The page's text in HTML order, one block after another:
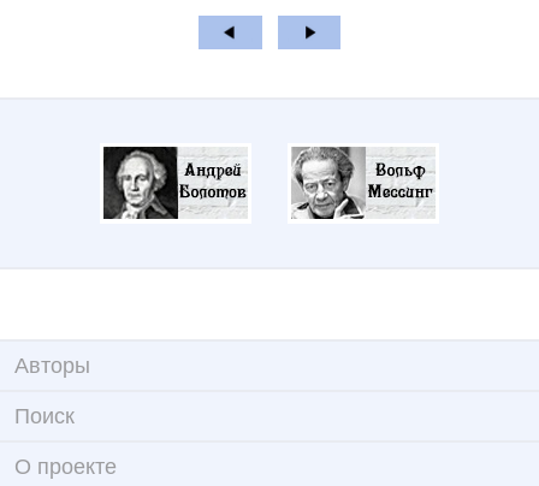
Авторы
Поиск
О проекте